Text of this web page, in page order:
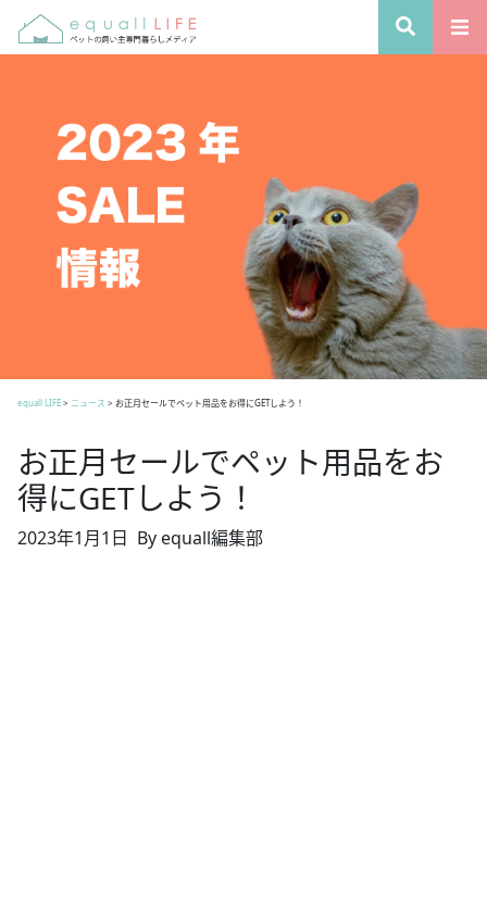
equall LIFE> ニュース > お正月セールでペット用品をお得にGETしよう！
お正月セールでペット用品をお
得にGETしよう！
2023年1月1日 By equall編集部